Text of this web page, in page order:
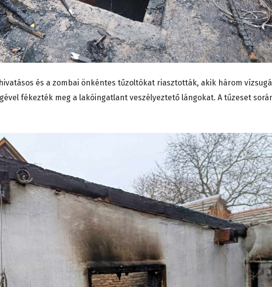
és a zombai önkéntes tűzoltókat riasztották, akik három
fékezték meg a lakóingatlant veszélyeztető lángokat. A tűzeset